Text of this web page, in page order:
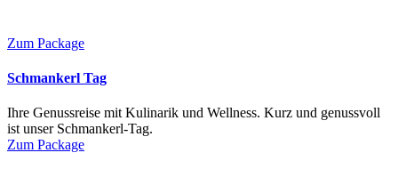
Zum Package
Schmankerl Tag
Ihre Genussreise mit Kulinarik und Wellness. Kurz und genussvoll
ist unser Schmankerl-Tag.
Zum Package